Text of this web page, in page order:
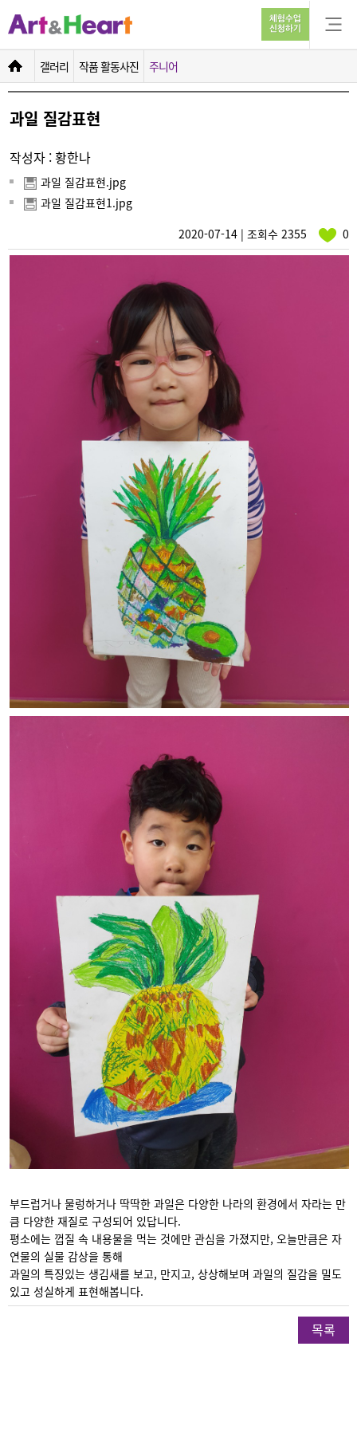
과일 질감표현
갤러리 작품 활동사진 주니어
과일 질감표현
작성자 : 황한나
과일 질감표현.jpg
과일 질감표현1.jpg
2020-07-14 | 조회수 2355
0
부드럽거나 물렁하거나 딱딱한 과일은 다양한 나라의 환경에서 자라는 만
큼 다양한 재질로 구성되어 있답니다.
평소에는 껍질 속 내용물을 먹는 것에만 관심을 가졌지만, 오늘만큼은 자
연물의 실물 감상을 통해
과일의 특징있는 생김새를 보고, 만지고, 상상해보며 과일의 질감을 밀도
있고 성실하게 표현해봅니다.
목록